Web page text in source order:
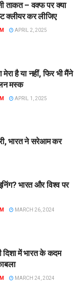
ताकत – वक्फ पर क्या
क्लीयर कर लीजिए
APRIL 2, 2025
है या नहीं, फिर भी मैंने
मस्क
APRIL 1, 2025
भारत ने सरेआम कर
भारत और विश्व पर
MARCH 26, 2024
में भारत के कदम
MARCH 24, 2024